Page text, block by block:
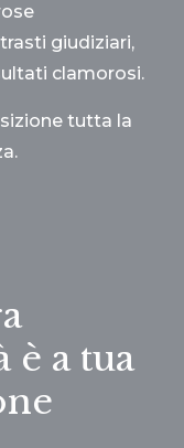
giudiziari,
clamorosi.
tutta la
è a tua